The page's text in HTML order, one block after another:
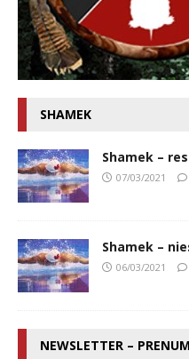
SHAMEK
Shamek –
07/03/2021
Shamek –
06/03/2021
NEWSLETTER –